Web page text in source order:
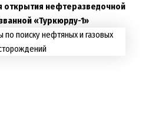
открытия нефтеразведочной
«Туркюрду-1»